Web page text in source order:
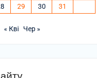
29 30 31
« Кві Чер »